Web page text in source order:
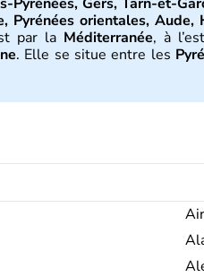
Pyrénées orientales, Aude,
par la Méditerranée, à
. Elle se situe entre les
a été tardivement sous
comtés, duchés,
jamais été unie. La
de toutes ces provinces.
la langue occitane pour